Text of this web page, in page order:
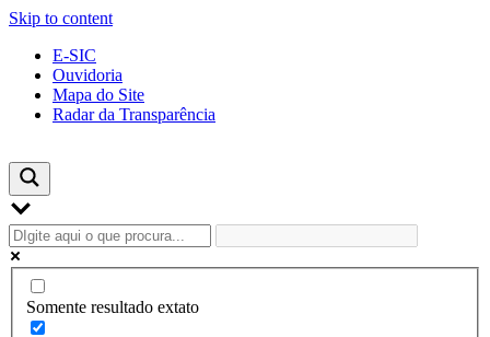
Skip to content
E-SIC
Ouvidoria
Mapa do Site
Radar da Transparência
Somente resultado extato